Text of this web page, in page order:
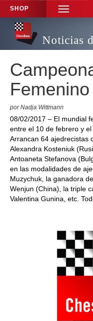
SHOP
TOGGLE
Noticias
por Nadja Wittmann
08/02/2017 – El mundial
entre el 10 de febrero y
Arrancan 64 ajedrecistas
Alexandra Kosteniuk
Antoaneta Stefanova
en las modalidades de
Muzychuk, la ganadora
Wenjun (China), la triple
Valentina Gunina, etc.